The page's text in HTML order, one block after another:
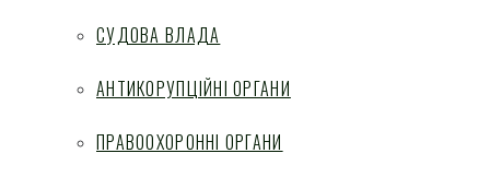
СУДОВА ВЛАДА
АНТИКОРУПЦІЙНІ ОРГАНИ
ПРАВООХОРОННІ ОРГАНИ